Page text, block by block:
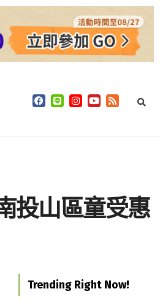
投山區童受惠
Trending Right Now!